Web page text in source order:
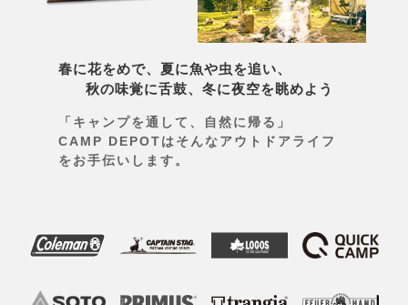
春に花をめで、夏に魚や虫を追い、
秋の味覚に舌鼓、冬に夜空を眺めよう
「キャンプを通して、自然に帰る」
CAMP DEPOTはそんなアウトドアライフ
をお手伝いします。